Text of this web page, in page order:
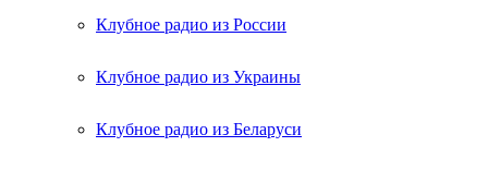
Клубное радио из России
Клубное радио из Украины
Клубное радио из Беларуси